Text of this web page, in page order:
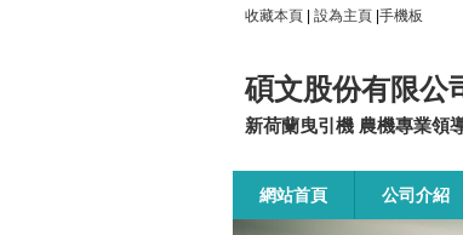
收藏本頁 設為主頁 手機板
碩文股份有限公
新荷蘭曳引機 農機專業領
網站首頁 公司介紹